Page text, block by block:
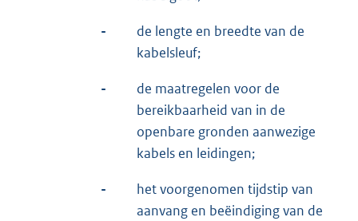
-
de lengte en breedte van de
kabelsleuf;
-
de maatregelen voor de
bereikbaarheid van in de
openbare gronden aanwezige
kabels en leidingen;
-
het voorgenomen tijdstip van
aanvang en beëindiging van de